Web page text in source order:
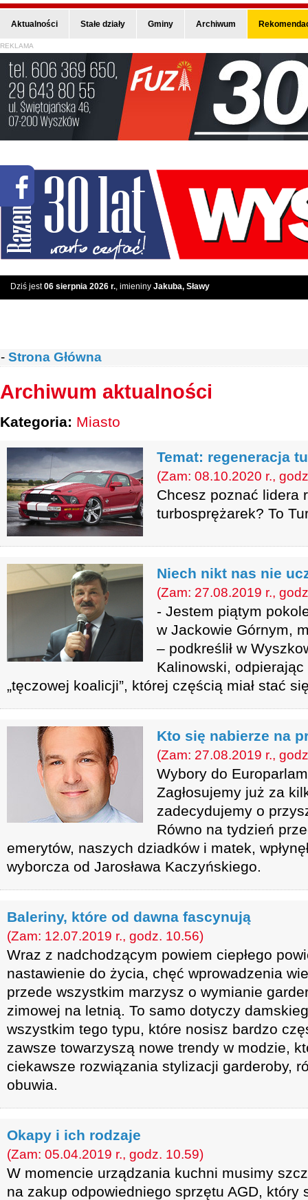
Aktualności Stałe działy Gminy Archiwum
REKLAMA
Dziś jest06 sierpnia 2026 r., imieniny Jakuba, Sławy
- Strona Główna
Archiwum aktualności
Kategoria: Miasto
Temat: regeneracja
(Zam: 08.10.2020 r.,
Chcesz poznać lidera
turbosprężarek? To
Niech nikt nas nie
(Zam: 27.08.2019 r.,
- Jestem piątym
w Jackowie Górnym,
– podkreślił w
Kalinowski,
„tęczowej koalicji”, której częścią miał stać
Kto się nabierze na
(Zam: 27.08.2019 r.,
Wybory do
Zagłosujemy już za
zadecydujemy o
Równo na tydzień
emerytów, naszych dziadków i matek,
wyborcza od Jarosława Kaczyńskiego.
Baleriny, które od dawna fascynują
(Zam: 12.07.2019 r., godz. 10.56)
Wraz z nadchodzącym powiem ciepłego
nastawienie do życia, chęć wprowadzenia
przede wszystkim marzysz o wymianie
zimowej na letnią. To samo dotyczy
wszystkim tego typu, które nosisz bardzo
zawsze towarzyszą nowe trendy w modzie,
ciekawsze rozwiązania stylizacji garderoby,
obuwia.
Okapy i ich rodzaje
(Zam: 05.04.2019 r., godz. 10.59)
W momencie urządzania kuchni musimy
na zakup odpowiedniego sprzętu AGD, który